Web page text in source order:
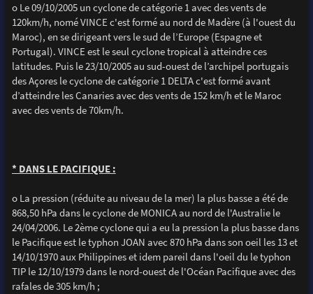
o Le 09/10/2005 un cyclone de catégorie 1 avec des vents de
120km/h, nomé VINCE c'est formé au nord de Madère (à l'ouest du
Maroc), en se dirigeant vers le sud de l’Europe (Espagne et
Portugal). VINCE est le seul cyclone tropical à atteindre ces
latitudes. Puis le 23/10/2005 au sud-ouest de l’archipel portugais
des Açores le cyclone de catégorie 1 DELTA c'est formé avant
d’atteindre les Canaries avec des vents de 152 km/h et le Maroc
avec des vents de 70km/h.
* DANS LE PACIFIQUE :
o La pression (réduite au niveau de la mer) la plus basse a été de
868,50 hPa dans le cyclone de MONICA au nord de l'Australie le
24/04/2006. Le 2ème cyclone qui a eu la pression la plus basse dans
le Pacifique est le typhon JOAN avec 870 hPa dans son oeil les 13 et
14/10/1970 aux Philippines et idem pareil dans l'oeil du le typhon
TIP le 12/10/1979 dans le nord-ouest de l'Océan Pacifique avec des
rafales de 305 km/h ;